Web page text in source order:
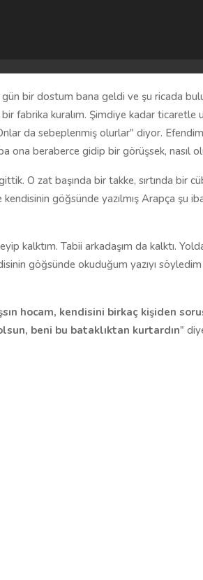
bir dostum bana geldi ve şu ricada
fabrika kuralım. Şimdiye kadar ticaretle
da sebeplenmiş olurlar" diyor.
ona beraberce gidip bir görüşsek, nasıl
O zat başında bir takke, sırtında bir
göğsünde yazılmış Arapça şu
kalktım. Tabii arkadaşım da kalktı.
göğsünde okuduğum yazıyı
hocam, kendisini birkaç kişiden
beni bu bataklıktan kurtardın"